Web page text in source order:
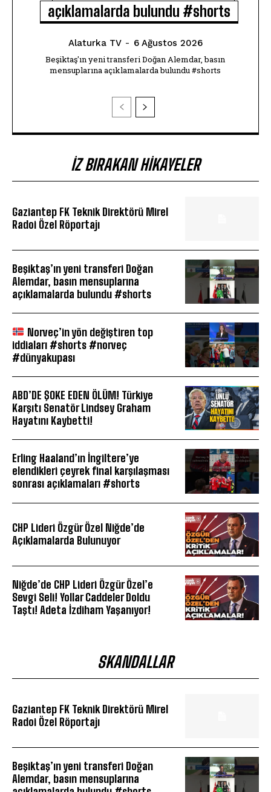
açıklamalarda bulundu #shorts
Alaturka TV - 6 Ağustos 2026
Beşiktaş'ın yeni transferi Doğan Alemdar, basın
mensuplarına açıklamalarda bulundu #shorts
İZ BIRAKAN HIKAYELER
Gaziantep FK Teknik Direktörü Mirel
Radoi Özel Röportajı
Beşiktaş’ın yeni transferi Doğan
Alemdar, basın mensuplarına
açıklamalarda bulundu #shorts
Norveç’in yön değiştiren top
iddiaları #shorts #norveç
#dünyakupası
ABD’DE ŞOKE EDEN ÖLÜM! Türkiye
Karşıtı Senatör Lindsey Graham
Hayatını Kaybetti!
Erling Haaland’ın İngiltere’ye
elendikleri çeyrek final karşılaşması
sonrası açıklamaları #shorts
CHP Lideri Özgür Özel Niğde’de
Açıklamalarda Bulunuyor
Niğde’de CHP Lideri Özgür Özel’e
Sevgi Seli! Yollar Caddeler Doldu
Taştı! Adeta İzdiham Yaşanıyor!
SKANDALLAR
Gaziantep FK Teknik Direktörü Mirel
Radoi Özel Röportajı
Beşiktaş’ın yeni transferi Doğan
Alemdar, basın mensuplarına